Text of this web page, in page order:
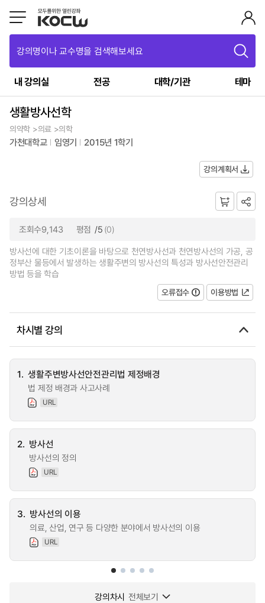
강의명이나 교수명을 검색해보세요
내 강의실 전공 대학/기관 테마
생활방사선학
의약학 >의료 >의학
가천대학교 임영기 2015년 1학기
강의계획서
강의상세
조회수9,143 평점 /5 (0)
방사선에 대한 기초이론을 바탕으로 천연방사선과 천연방사선의 가공, 공
정부산 물등에서 발생하는 생활주변의 방사선의 특성과 방사선안전관리
방법 등을 학습
오류접수
이용방법
차시별 강의
1. 생활주변방사선안전관리법 제정배경
법 제정 배경과 사고사례
URL
2. 방사선
방사선의 정의
URL
3. 방사선의 이용
의료, 산업, 연구 등 다양한 분야에서 방사선의 이용
URL
강의차시 전체보기